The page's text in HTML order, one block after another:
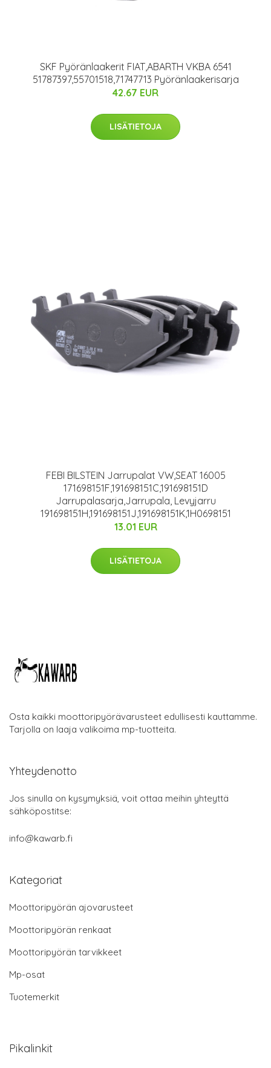
SKF Pyöränlaakerit FIAT,ABARTH VKBA 6541
51787397,55701518,71747713 Pyöränlaakerisarja
42.67 EUR
LISÄTIETOJA
FEBI BILSTEIN Jarrupalat VW,SEAT 16005
171698151F,191698151C,191698151D
Jarrupalasarja,Jarrupala, Levyjarru
191698151H,191698151J,191698151K,1H0698151
13.01 EUR
LISÄTIETOJA
Osta kaikki moottoripyörävarusteet edullisesti kauttamme.
Tarjolla on laaja valikoima mp-tuotteita.
Yhteydenotto
Jos sinulla on kysymyksiä, voit ottaa meihin yhteyttä
sähköpostitse:
info@kawarb.fi
Kategoriat
Moottoripyörän ajovarusteet
Moottoripyörän renkaat
Moottoripyörän tarvikkeet
Mp-osat
Tuotemerkit
Pikalinkit